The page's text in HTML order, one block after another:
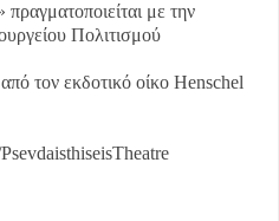
με την
Πολιτισμού
τον εκδοτικό οίκο Henschel